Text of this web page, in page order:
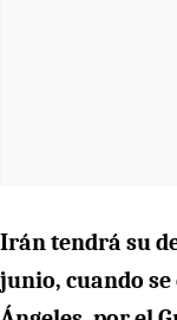
Irán tendrá su
junio, cuando se